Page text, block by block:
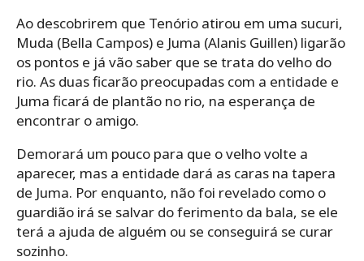
Ao descobrirem que Tenório atirou em uma sucuri,
Muda (Bella Campos) e Juma (Alanis Guillen) ligarão
os pontos e já vão saber que se trata do velho do
rio. As duas ficarão preocupadas com a entidade e
Juma ficará de plantão no rio, na esperança de
encontrar o amigo.
Demorará um pouco para que o velho volte a
aparecer, mas a entidade dará as caras na tapera
de Juma. Por enquanto, não foi revelado como o
guardião irá se salvar do ferimento da bala, se ele
terá a ajuda de alguém ou se conseguirá se curar
sozinho.